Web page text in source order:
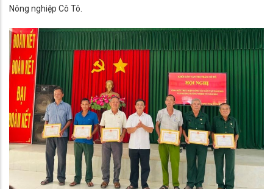
Nông nghiệp Cô Tô.